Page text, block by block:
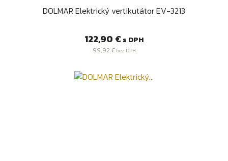
DOLMAR Elektrický vertikutátor EV-3213
Cena
122,90 € s DPH
99,92 €bez DPH